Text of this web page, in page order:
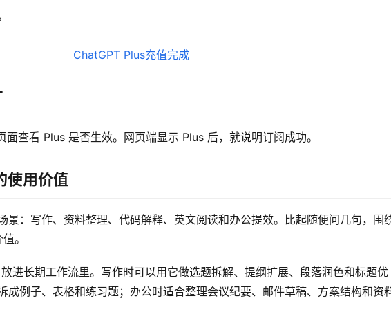
查看 Plus 是否生效。网页端显示 Plus 后，就说明订阅成功。
使用价值
景：写作、资料整理、代码解释、英文阅读和办公提效。比起随便问几句，围
。
进长期工作流里。写作时可以用它做选题拆解、提纲扩展、段落润色和标题优
成例子、表格和练习题；办公时适合整理会议纪要、邮件草稿、方案结构和资